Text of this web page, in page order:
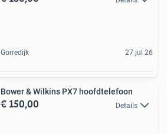
Gorredijk 27 jul 26
Bower & Wilkins PX7 hoofdtelefoon
€ 150,00 Details